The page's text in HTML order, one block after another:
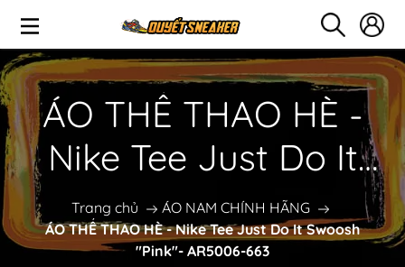
ÁO THỂ THAO HÈ -
Nike Tee Just Do It
Swoosh "Pink"-
AR5006-663
Trang chủ
ÁO NAM CHÍNH HÃNG
ÁO THỂ THAO HÈ - Nike Tee Just Do It Swoosh
"Pink"- AR5006-663